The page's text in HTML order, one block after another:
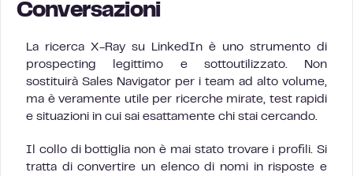
Conversazioni
La ricerca X-Ray su LinkedIn è uno strumento di
prospecting legittimo e sottoutilizzato. Non
sostituirà Sales Navigator per i team ad alto volume,
ma è veramente utile per ricerche mirate, test rapidi
e situazioni in cui sai esattamente chi stai cercando.
Il collo di bottiglia non è mai stato trovare i profili. Si
tratta di convertire un elenco di nomi in risposte e